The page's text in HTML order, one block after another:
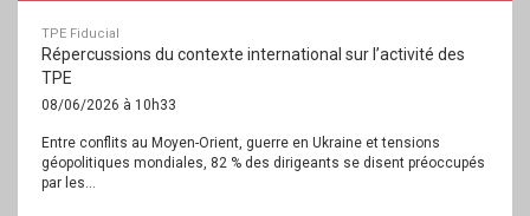
TPE Fiducial
Répercussions du contexte international sur l’activité des
TPE
08/06/2026 à 10h33
Entre conflits au Moyen-Orient, guerre en Ukraine et tensions
géopolitiques mondiales, 82 % des dirigeants se disent préoccupés
par les...